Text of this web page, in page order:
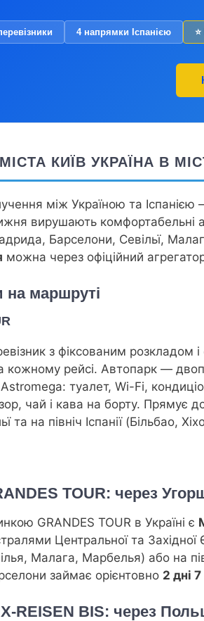
4 напрямки Іспанією
КИЇВ УКРАЇНА В
між Україною та
вирушають комфортабельні
Барселони, Севільї,
можна через офіційний
на маршруті
з фіксованим розкладом
кожному рейсі. Автопарк —
туалет, Wi-Fi,
чай і кава на борту. Прямує
та на північ Іспанії (Більбао,
TOUR: через
GRANDES TOUR в Україні є
Центральної та
Малага, Марбелья) або на
займає орієнтовно 2 дні
REISEN BIS: через